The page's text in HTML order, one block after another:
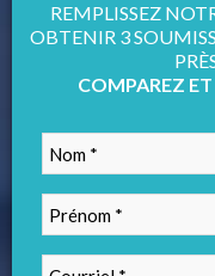
REMPLISSEZ
OBTENIR 3
COMPAREZ